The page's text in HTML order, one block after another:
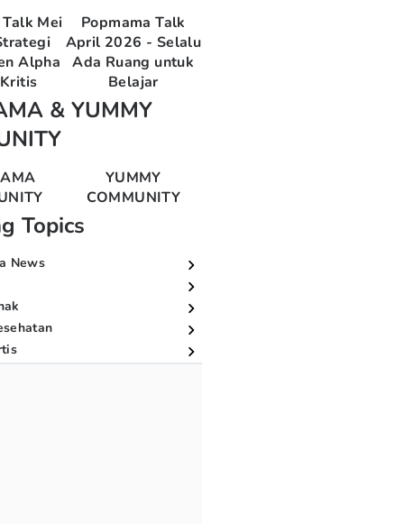
Mei
Alpha
Popmama Talk
April 2026 - Selalu
Ada Ruang untuk
Belajar
& YUMMY
YUMMY
COMMUNITY
Topics
News